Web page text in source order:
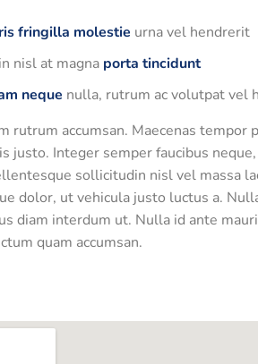
fringilla molestie urna vel hendrerit
nisl at magna porta tincidunt
neque nulla, rutrum ac volutpat vel
rutrum accumsan. Maecenas
justo. Integer semper faucibus
sollicitudin nisl vel massa
dolor, ut vehicula justo luctus a.
diam interdum ut. Nulla id ante
quam accumsan.